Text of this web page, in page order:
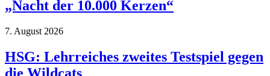
„Nacht der 10.000 Kerzen“
7. August 2026
HSG: Lehrreiches zweites Testspiel gegen